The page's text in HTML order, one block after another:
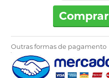
Comprar
Outras formas de pagamento